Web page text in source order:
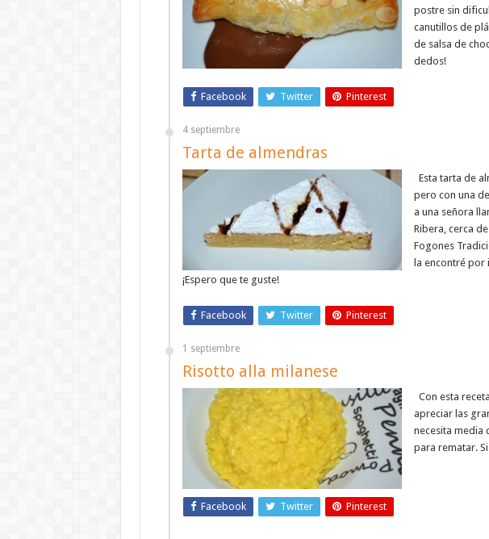
postre sin
canutillos de
de salsa de
dedos!
Facebook Twitter Pinterest
4 septiembre
Tarta de almendras
Esta tarta de
pero con una
a una señora
Ribera, cerca
Fogones
la encontré
¡Espero que te guste!
Facebook Twitter Pinterest
1 septiembre
Risotto alla milanese
Con esta
apreciar las
necesita media
para rematar.
Facebook Twitter Pinterest